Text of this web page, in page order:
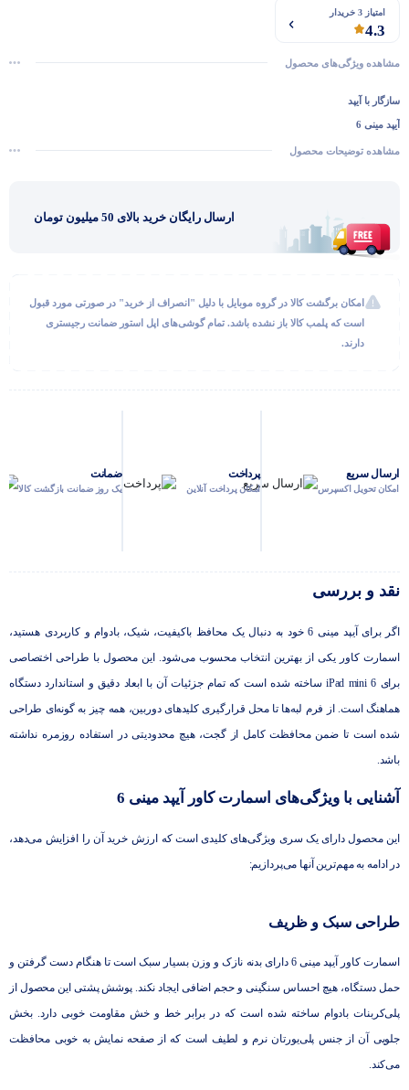
امتیاز 3 خریدار
4.3
مشاهده ویژگی‌های محصول
سازگار با آیپد
آیپد مینی 6
مشاهده توضیحات محصول
ارسال رایگان خرید بالای 50 میلیون تومان
امکان برگشت کالا در گروه موبایل با دلیل "انصراف از خرید" در صورتی مورد قبول
است که پلمب کالا باز نشده باشد. تمام گوشی‌های اپل استور ضمانت رجیستری
دارند.
ارسال سریع
امکان تحویل اکسپرس
پرداخت
امکان پرداخت آنلاین
ضمانت
یک روز ضمانت بازگشت کالا
نقد و بررسی
اگر برای آیپد مینی 6 خود به دنبال یک محافظ باکیفیت، شیک، بادوام و کاربردی هستید،
اسمارت کاور یکی از بهترین انتخاب محسوب می‌شود. این محصول با طراحی اختصاصی
برای iPad mini 6 ساخته شده است که تمام جزئیات آن با ابعاد دقیق و استاندارد دستگاه
هماهنگ است. از فرم لبه‌ها تا محل قرارگیری کلیدهای دوربین، همه چیز به گونه‌ای طراحی
شده است تا ضمن محافظت کامل از گجت، هیچ محدودیتی در استفاده روزمره نداشته
باشد.
آشنایی با ویژگی‌های اسمارت کاور آیپد مینی 6
این محصول دارای یک سری ویژگی‌های کلیدی است که ارزش خرید آن را افزایش می‌دهد،
در ادامه به مهم‌ترین آنها می‌پردازیم:
طراحی سبک و ظریف
اسمارت کاور آیپد مینی 6 دارای بدنه نازک و وزن بسیار سبک است تا هنگام دست گرفتن و
حمل دستگاه، هیچ احساس سنگینی و حجم اضافی ایجاد نکند. پوشش پشتی این محصول از
پلی‌کربنات بادوام ساخته شده است که در برابر خط و خش مقاومت خوبی دارد. بخش
جلویی آن از جنس پلی‌یورتان نرم و لطیف است که از صفحه نمایش به خوبی محافظت
می‌کند.